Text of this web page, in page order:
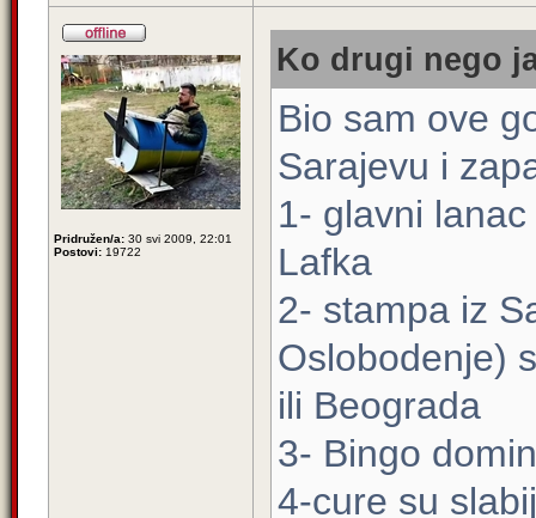
Pridružen/a: 30 svi 2009, 22:01
Postovi: 19722
Ko drugi nego
Bio sam ove
Sarajevu i
1- glavni
Lafka
2- stampa iz
Oslobodenje)
ili Beograda
3- Bingo
4-cure su